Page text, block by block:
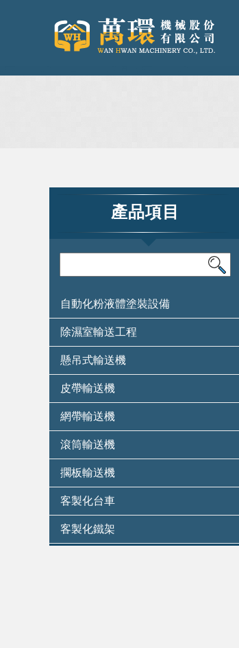
產品項目
自動化粉液體塗裝設備
除濕室輸送工程
懸吊式輸送機
皮帶輸送機
網帶輸送機
滾筒輸送機
擱板輸送機
客製化台車
客製化鐵架